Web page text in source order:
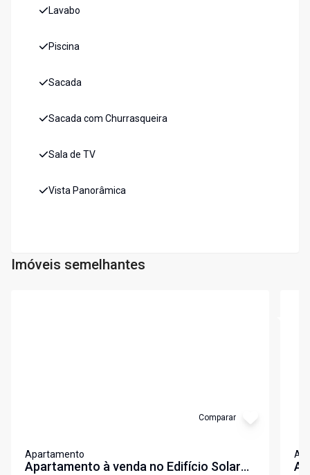
Lavabo
Piscina
Sacada
Sacada com Churrasqueira
Sala de TV
Vista Panorâmica
Imóveis semelhantes
Comparar
Apartamento
Apartamento à venda no Edifício Solar